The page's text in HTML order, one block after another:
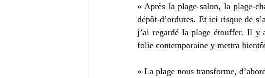
« Après la plage-salon, la plage-
dépôt-d’ordures. Et ici risque de
j’ai regardé la plage étouffer. Il y
folie contemporaine y mettra
« La plage nous transforme,